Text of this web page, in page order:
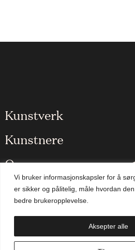
Vi bruker informasjonskapsler for å
er sikker og pålitelig, måle hvordan
bedre brukeropplevelse.
Aksepter alle
Kunstverk
Kunstnere
Om oss
Aktuelt
Handlekurv
NO